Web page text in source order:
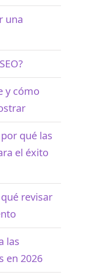
una
y cómo
qué las
el éxito
revisar
las
en 2026